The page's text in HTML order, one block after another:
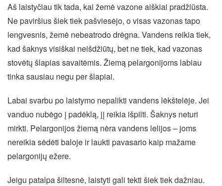
Aš laistyčiau tik tada, kai žemė vazone aiškiai pradžiūsta.
Ne paviršius šiek tiek pašviesėjo, o visas vazonas tapo
lengvesnis, žemė nebeatrodo drėgna. Vandens reikia tiek,
kad šaknys visiškai neišdžiūtų, bet ne tiek, kad vazonas
stovėtų šlapias savaitėmis. Žiemą pelargonijoms labiau
tinka sausiau negu per šlapiai.
Labai svarbu po laistymo nepalikti vandens lėkštelėje. Jei
vanduo nubėgo į padėklą, jį reikia išpilti. Šaknys neturi
mirkti. Pelargonijos žiemą nėra vandens lelijos – joms
nereikia sėdėti baloje ir laukti pavasario kaip mažame
pelargonijų ežere.
Jeigu patalpa šiltesnė, laistyti gali tekti šiek tiek dažniau.